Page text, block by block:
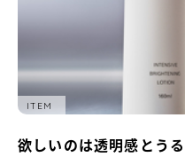
ITEM
欲しいのは透明感とう